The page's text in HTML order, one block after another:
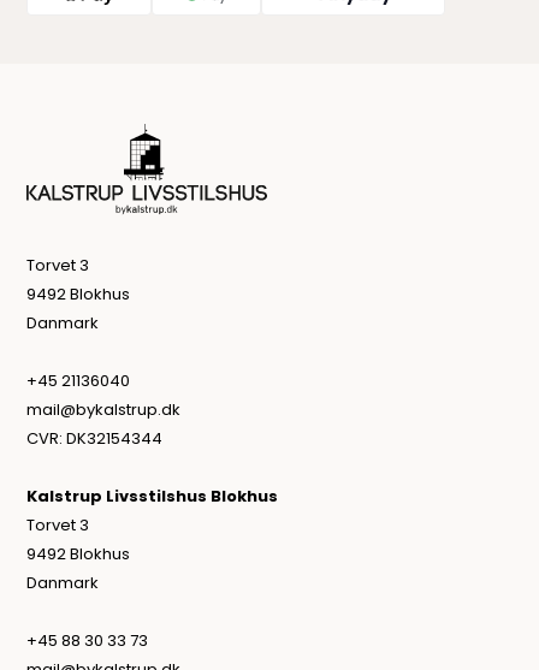
Torvet 3
9492 Blokhus
Danmark
+45 21136040
mail@bykalstrup.dk
CVR: DK32154344
Kalstrup Livsstilshus Blokhus
Torvet 3
9492 Blokhus
Danmark
+45 88 30 33 73